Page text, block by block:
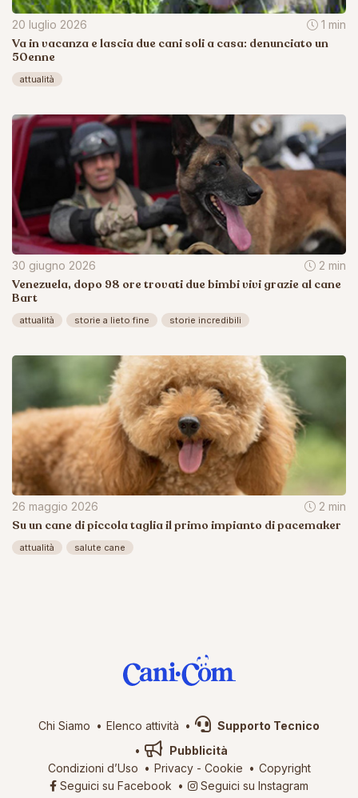
20 luglio 2026 1 min
Va in vacanza e lascia due cani soli a casa: denunciato un
50enne
attualità
30 giugno 2026 2 min
Venezuela, dopo 98 ore trovati due bimbi vivi grazie al cane
Bart
attualità storie a lieto fine storie incredibili
26 maggio 2026 2 min
Su un cane di piccola taglia il primo impianto di pacemaker
attualità salute cane
Chi Siamo Elenco attività
Supporto Tecnico
Pubblicità
Condizioni d’Uso
Privacy- Cookie
Copyright
Seguici su Facebook
Seguici su Instagram